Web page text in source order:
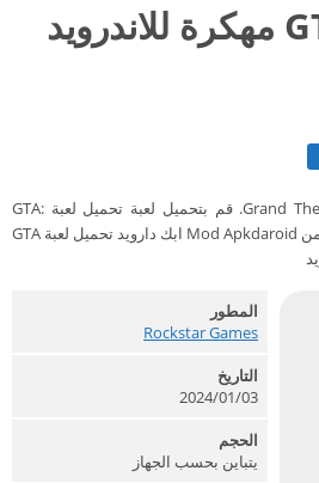
تحميل لعبة GTA مهكرة للاندرويد
Grand Theft Auto: Liberty City Stories. قم بتحميل لعبة تحميل لعبة GTA:
Liberty City Stories الآن مجاناً من Mod Apkdaroid ابك دارويد تحميل لعبة GTA
المطور
Rockstar Games‏
التاريخ
2024/01/03
الحجم
يتباين بحسب الجهاز